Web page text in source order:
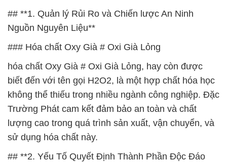
## **1. Quản lý Rủi Ro và Chiến lược An Ninh
Nguồn Nguyên Liệu**
### Hóa chất Oxy Già # Oxi Già Lỏng
hóa chất Oxy Già # Oxi Già Lỏng, hay còn được
biết đến với tên gọi H2O2, là một hợp chất hóa học
không thể thiếu trong nhiều ngành công nghiệp. Đặc
Trường Phát cam kết đảm bảo an toàn và chất
lượng cao trong quá trình sản xuất, vận chuyển, và
sử dụng hóa chất này.
## **2. Yếu Tố Quyết Định Thành Phần Độc Đáo